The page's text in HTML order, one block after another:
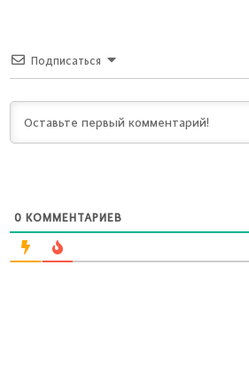
Подписаться
0 КОММЕНТАРИЕВ